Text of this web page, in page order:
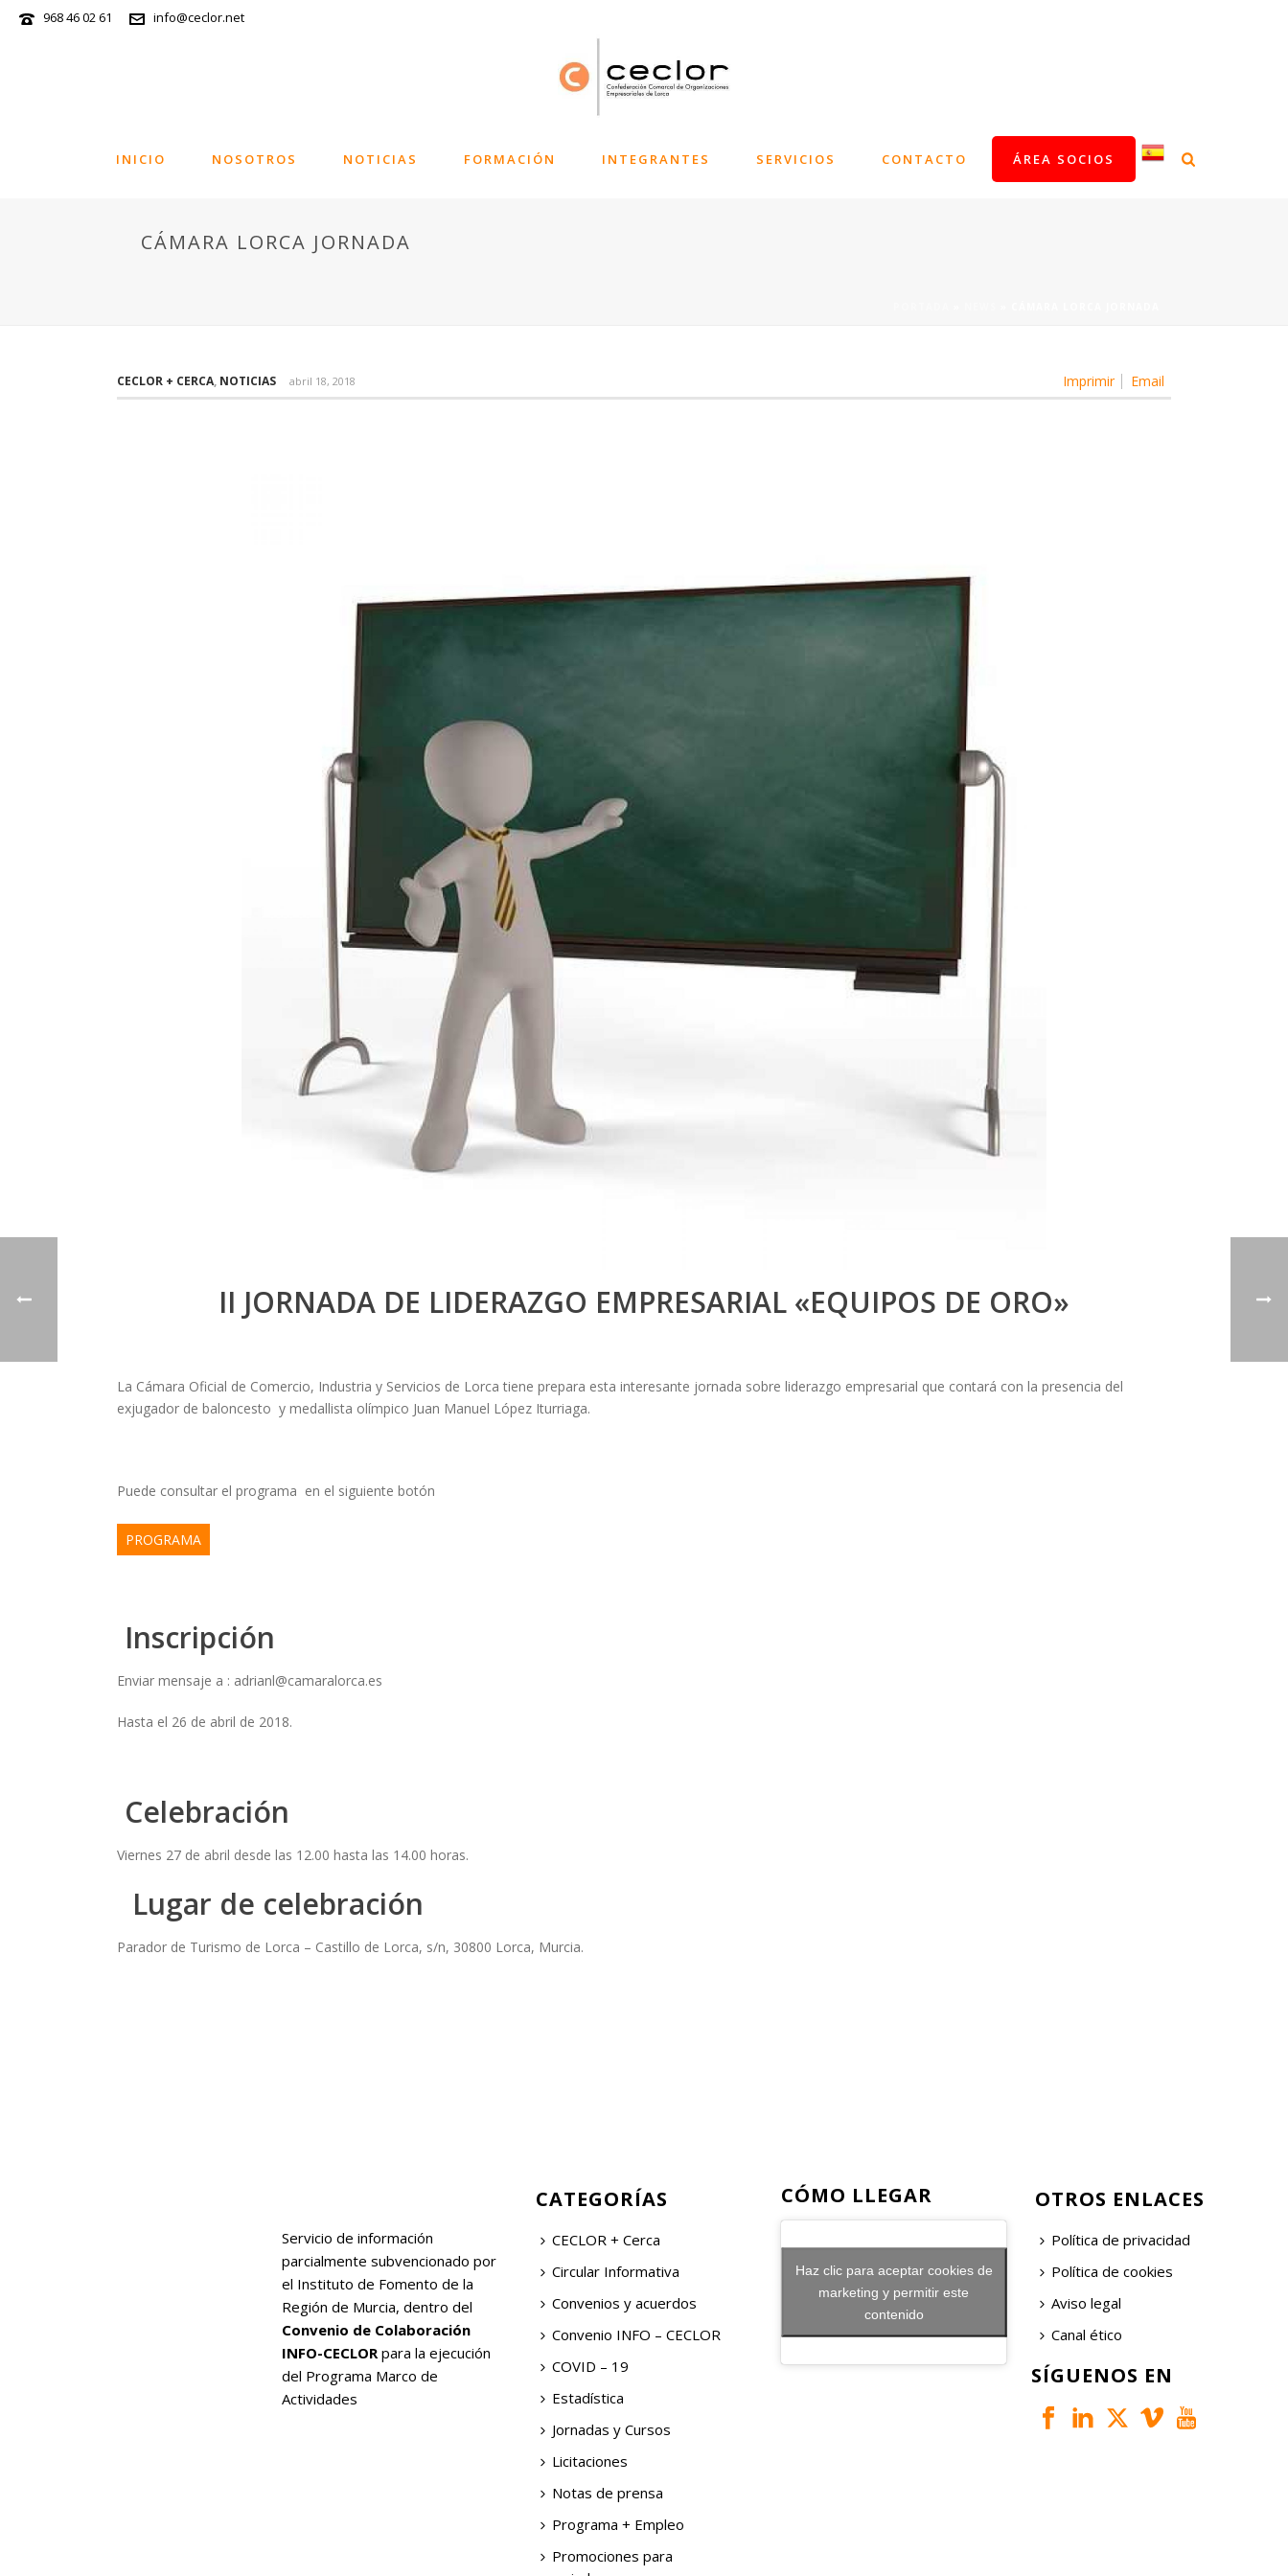
968 46 02 61 info@ceclor.net
INICIO NOSOTROS NOTICIAS FORMACIÓN INTEGRANTES SERVICIOS CONTACTO ÁREA SOCIOS
CÁMARA LORCA JORNADA
Imprimir Email
CECLOR + CERCA, NOTICIAS abril 18, 2018
II JORNADA DE LIDERAZGO EMPRESARIAL «EQUIPOS DE ORO»
La Cámara Oficial de Comercio, Industria y Servicios de Lorca tiene prepara esta interesante jornada sobre liderazgo empresarial que contará con la presencia del
exjugador de baloncesto y medallista olímpico Juan Manuel López Iturriaga.
Puede consultar el programa en el siguiente botón
PROGRAMA
Inscripción
Enviar mensaje a : adrianl@camaralorca.es
Hasta el 26 de abril de 2018.
Celebración
Viernes 27 de abril desde las 12.00 hasta las 14.00 horas.
Lugar de celebración
Parador de Turismo de Lorca – Castillo de Lorca, s/n, 30800 Lorca, Murcia.
Servicio de información
parcialmente subvencionado por
el Instituto de Fomento de la
Región de Murcia, dentro del
Convenio de Colaboración
INFO-CECLOR para la ejecución
del Programa Marco de
Actividades
CATEGORÍAS
CECLOR + Cerca
Circular Informativa
Convenios y acuerdos
Convenio INFO – CECLOR
COVID – 19
Estadística
Jornadas y Cursos
Licitaciones
Notas de prensa
Programa + Empleo
Promociones para
CÓMO LLEGAR
Haz clic para aceptar cookies de
marketing y permitir este
contenido
OTROS ENLACES
Política de privacidad
Política de cookies
Aviso legal
Canal ético
SÍGUENOS EN